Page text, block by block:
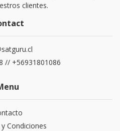
clientes.
// +56931801086
Condiciones